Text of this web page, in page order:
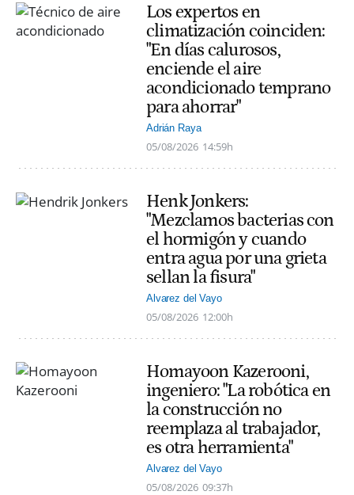
Los expertos en
climatización coinciden:
"En días calurosos,
enciende el aire
acondicionado temprano
para ahorrar"
Adrián Raya
05/08/2026 14:59h
Henk Jonkers:
"Mezclamos bacterias con
el hormigón y cuando
entra agua por una grieta
sellan la fisura"
Alvarez del Vayo
05/08/2026 12:00h
Homayoon Kazerooni,
ingeniero: "La robótica en
la construcción no
reemplaza al trabajador,
es otra herramienta"
Alvarez del Vayo
05/08/2026 09:37h